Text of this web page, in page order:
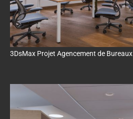
3DsMax Projet Agencement de Bureaux